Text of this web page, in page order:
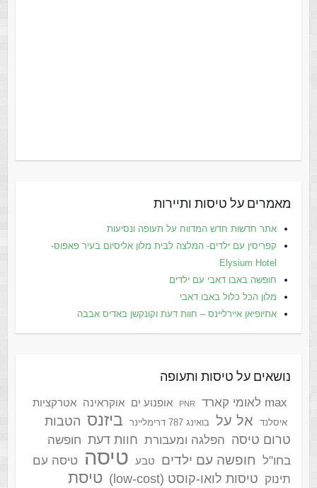
מאמרים על טיסות ותיירות
אתר חדשות חדש המדווח על תעופה ונסיעות
קפריסין עם ילדים- המלצה לבית מלון אליסיום בעיר פאפוס-
Elysium Hotel
חופשה באבו דאבי עם ילדים
מלון הכל כלול באבו דאבי
אתיופיאן איירליינס – חוות דעת וקונקשן באדיס אבבה
נושאים על טיסות ותעופה
max לאומי קארד PNR אופנוע ים אוקראינה אטרקציות
איסלנד אל על בואינג 787 דרימליינר ביזנס הטבות
טרום טיסה
הפלגה ומעבורת חוות דעת חופשה
בחו"ל
חופשה עם ילדים טבע טיסה
טיסה עם
תינוק
טיסות לואו-קוסט (low-cost)
טיסת